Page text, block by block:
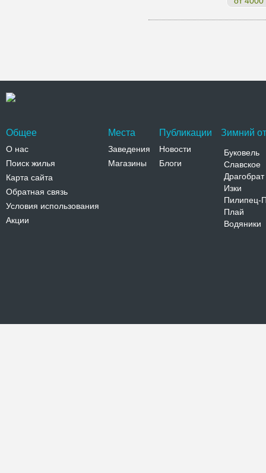
Общее
О нас
Поиск жилья
Карта сайта
Обратная связь
Условия использования
Акции
Места
Заведения
Магазины
Публикации
Новости
Блоги
Зимний
Буковель
Славское
Драгобрат
Изки
Пилипец-
Плай
Водяники